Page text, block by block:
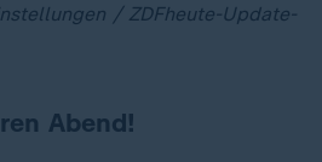
/ ZDFheute-Update-
Abend!